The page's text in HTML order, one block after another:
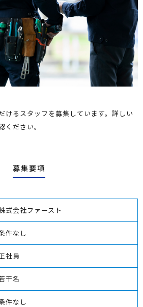
けるスタッフを募集しています。 詳しい
ださい。
募集要項
式会社ファースト
件なし
社員
干名
件なし